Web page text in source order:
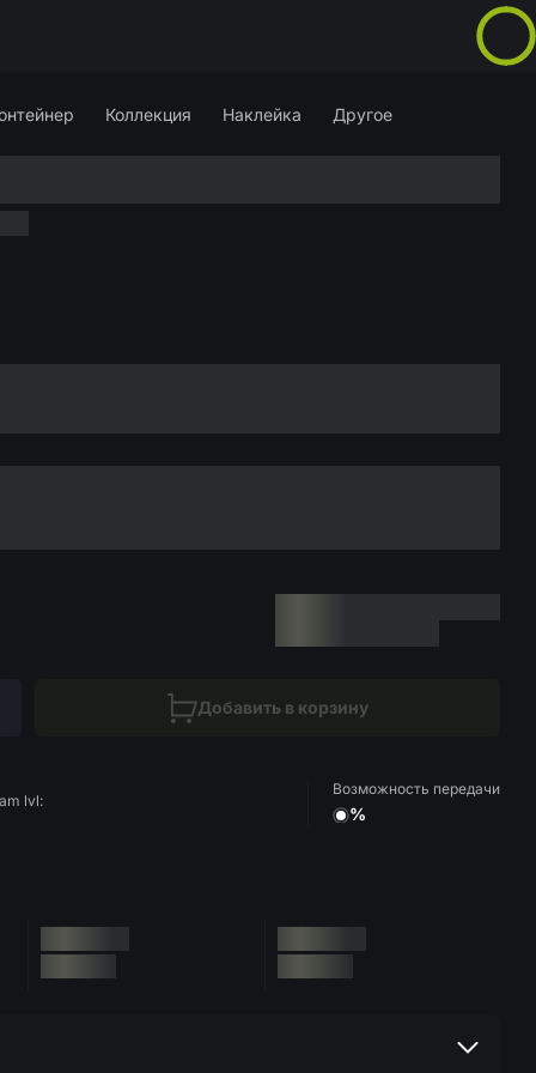
Коллекция Наклейка Другое
Добавить в корзину
lvl:
Возможность передачи
%